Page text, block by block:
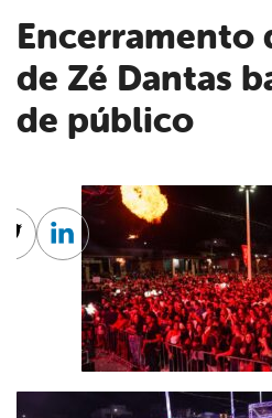
Encerramento da 30ª Festa
de Zé Dantas
de público
Twitter
Linkedin